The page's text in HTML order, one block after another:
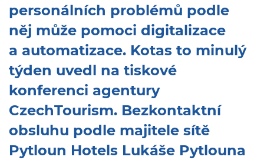
personálních problémů podle
něj může pomoci digitalizace
a automatizace. Kotas to minulý
týden uvedl na tiskové
konferenci agentury
CzechTourism. Bezkontaktní
obsluhu podle majitele sítě
Pytloun Hotels Lukáše Pytlouna